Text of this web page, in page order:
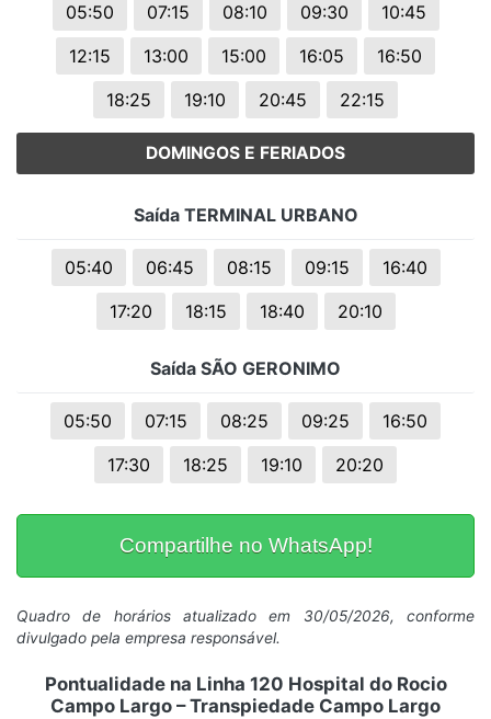
05:50 07:15 08:10 09:30
10:45
12:15
13:00 15:00 16:05
16:50
18:25
19:10 20:45 22:15
DOMINGOS E FERIADOS
Saída TERMINAL URBANO
05:40 06:45 08:15 09:15
16:40
17:20
18:15 18:40 20:10
Saída SÃO GERONIMO
05:50 07:15 08:25 09:25
16:50
17:30
18:25 19:10 20:20
Compartilhe no WhatsApp!
Quadro de horários atualizado em 30/05/2026, conforme
divulgado pela empresa responsável.
Pontualidade na Linha 120 Hospital do Rocio
Campo Largo – Transpiedade Campo Largo